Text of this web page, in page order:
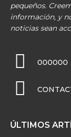
pequeños.
información, y
noticias sean
000000
ÚLTIMOS